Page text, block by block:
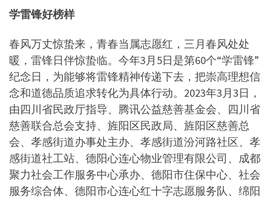
学雷锋好榜样
春风万丈惊蛰来，青春当属志愿红，三月春风处处
暖，雷锋日伴惊蛰临。今年3月5日是第60个“学雷锋”
纪念日，为能够将雷锋精神传递下去，把崇高理想信
念和道德品质追求转化为具体行动。2023年3月3日，
由四川省民政厅指导、腾讯公益慈善基金会、四川省
慈善联合总会支持、旌阳区民政局、旌阳区慈善总
会、孝感街道办事处主办、孝感街道汾河路社区、孝
感街道社工站、德阳心连心物业管理有限公司、成都
聚力社会工作服务中心承办、德阳市住保中心、社会
服务综合体、德阳市心连心红十字志愿服务队、绵阳